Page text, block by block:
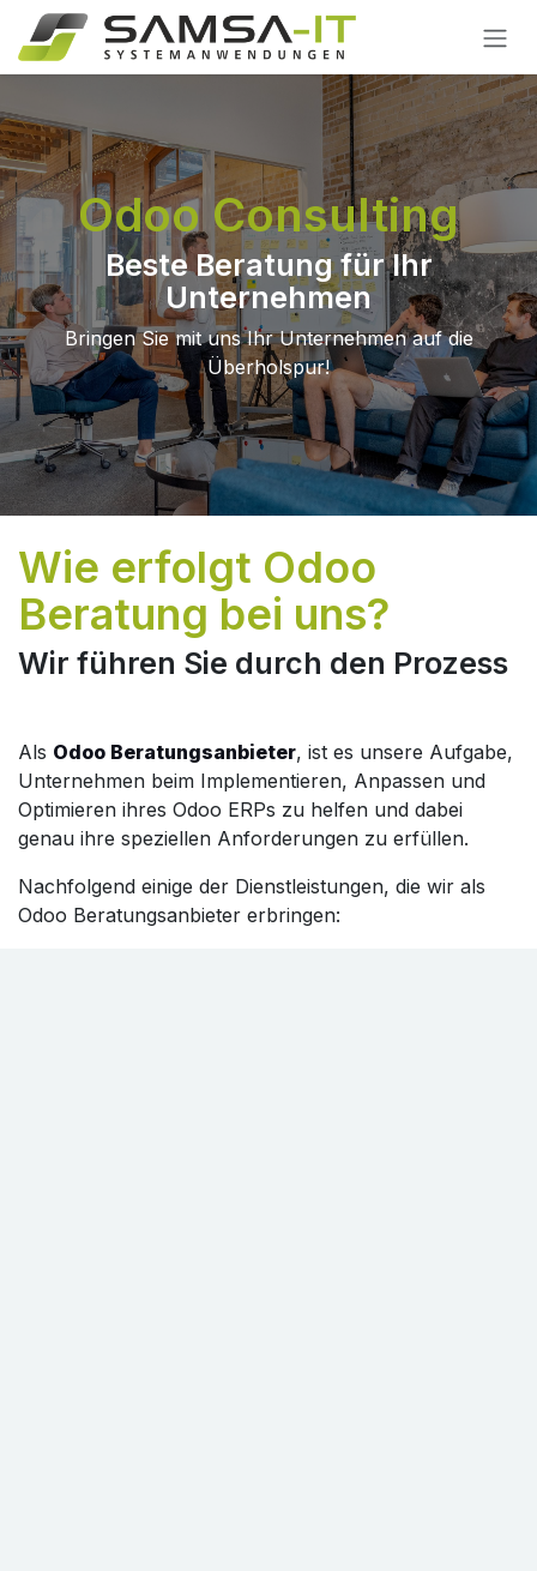
Zum Inhalt springen
Odoo Consulting
Beste Beratung für Ihr
Unternehmen
Bringen Sie mit uns Ihr Unternehmen auf die
Überholspur!
Wie erfolgt Odoo
Beratung bei uns? ​
Wir führen Sie durch den Prozess
Als Odoo Beratungsanbieter, ist es unsere Aufgabe,
Unternehmen beim Implementieren, Anpassen und
Optimieren ihres Odoo ERPs zu helfen und dabei
genau ihre speziellen Anforderungen zu erfüllen.
Nachfolgend einige der Dienstleistungen, die wir als
Odoo Beratungsanbieter erbringen: